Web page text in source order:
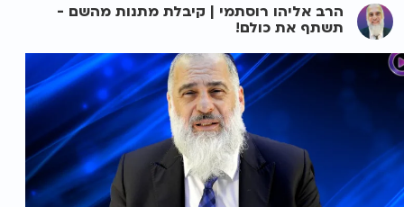
הרב אליהו רוסתמי | קיבלת מתנות מהשם -
תשתף את כולם!